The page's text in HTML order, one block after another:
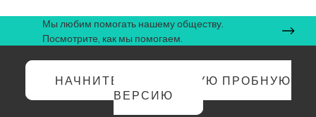
Мы любим помогать нашему обществу.
Посмотрите, как мы помогаем.
НАЧНИТЕ БЕСПЛАТНУЮ ПРОБНУЮ
ВЕРСИЮ